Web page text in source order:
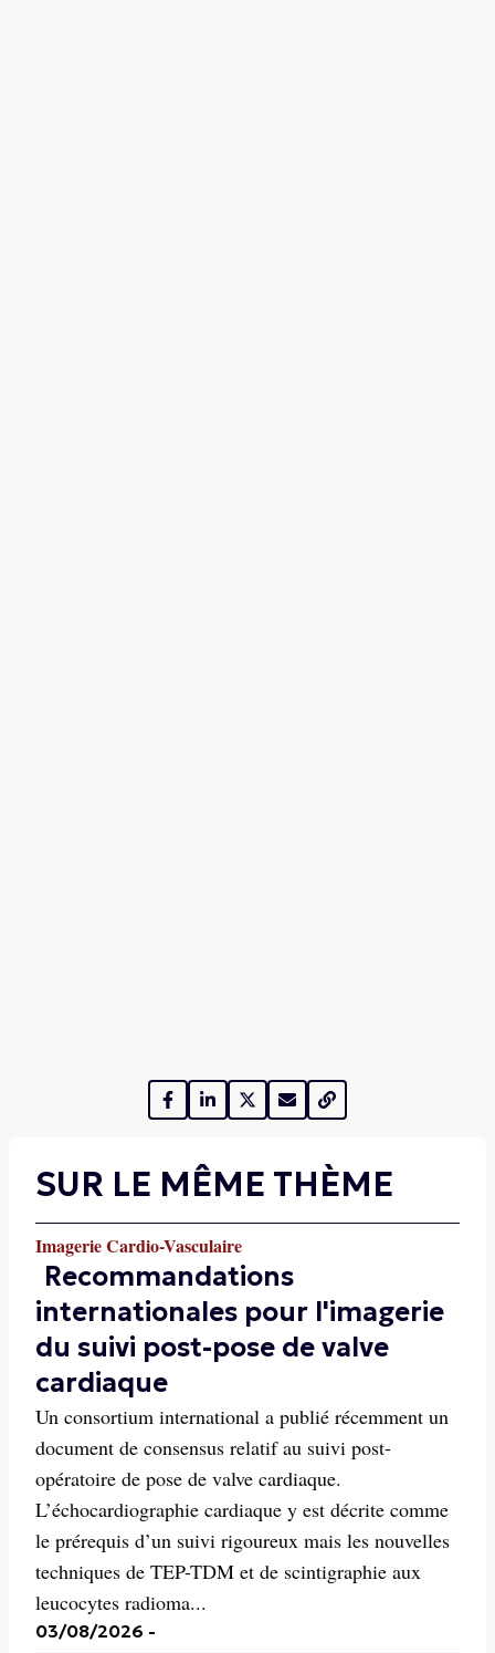
SUR LE MÊME THÈME
Imagerie Cardio-Vasculaire
Recommandations
internationales pour l'imagerie
du suivi post-pose de valve
cardiaque
Un consortium international a publié récemment un
document de consensus relatif au suivi post-
opératoire de pose de valve cardiaque.
L’échocardiographie cardiaque y est décrite comme
le prérequis d’un suivi rigoureux mais les nouvelles
techniques de TEP-TDM et de scintigraphie aux
leucocytes radioma...
03/08/2026 -